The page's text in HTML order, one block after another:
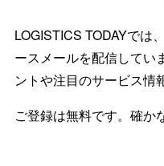
LOGISTICS TODAYでは
ースメールを配信してい
ントや注目のサービス情
ご登録は無料です。確か